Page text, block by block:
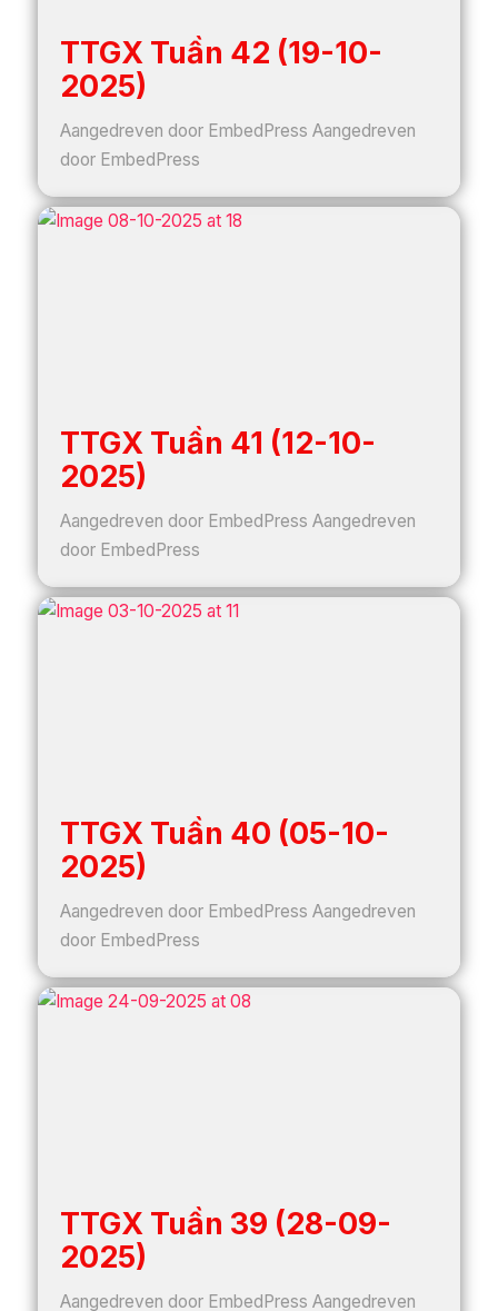
TTGX Tuần 42 (19-10-
2025)
Aangedreven door EmbedPress Aangedreven
door EmbedPress
TTGX Tuần 41 (12-10-
2025)
Aangedreven door EmbedPress Aangedreven
door EmbedPress
TTGX Tuần 40 (05-10-
2025)
Aangedreven door EmbedPress Aangedreven
door EmbedPress
TTGX Tuần 39 (28-09-
2025)
Aangedreven door EmbedPress Aangedreven